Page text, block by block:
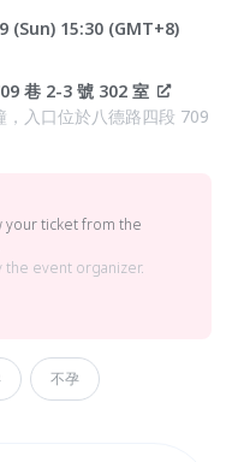
(Sun) 15:30 (GMT+8)
巷 2-3 號 302 室
入口位於八德路四段 709
your ticket from the
the event organizer.
不孕